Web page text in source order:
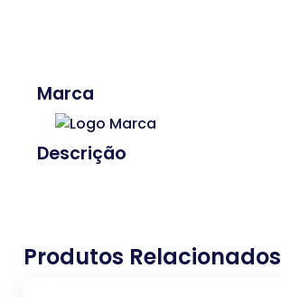
Marca
Descrição
Produtos Relacionados